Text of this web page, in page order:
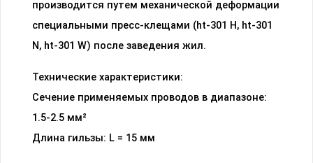
производится путем механической деформации
специальными пресс-клещами (ht-301 H, ht-301
N, ht-301 W) после заведения жил.
Технические характеристики:
Сечение применяемых проводов в диапазоне:
1.5-2.5 мм²
Длина гильзы: L = 15 мм